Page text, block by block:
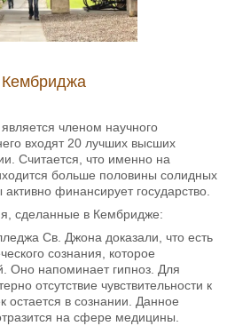
членом научного
входят 20 лучших высших
Считается, что именно на
больше половины солидных
финансирует государство.
сделанные в Кембридже:
Св. Джона доказали, что есть
сознания, которое
Оно напоминает гипноз. Для
отсутствие чувствительности к
остается в сознании. Данное
на сфере медицины.